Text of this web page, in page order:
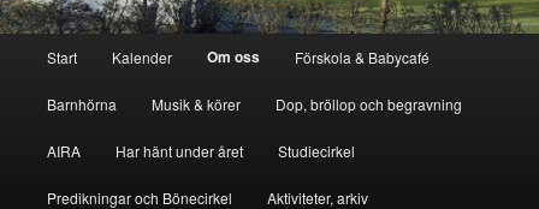
Start Kalender Om oss Förskola & Babycafé
Barnhörna Musik & körer Dop, bröllop och begravning
AIRA Har hänt under året Studiecirkel
Predikningar och Bönecirkel Aktiviteter, arkiv